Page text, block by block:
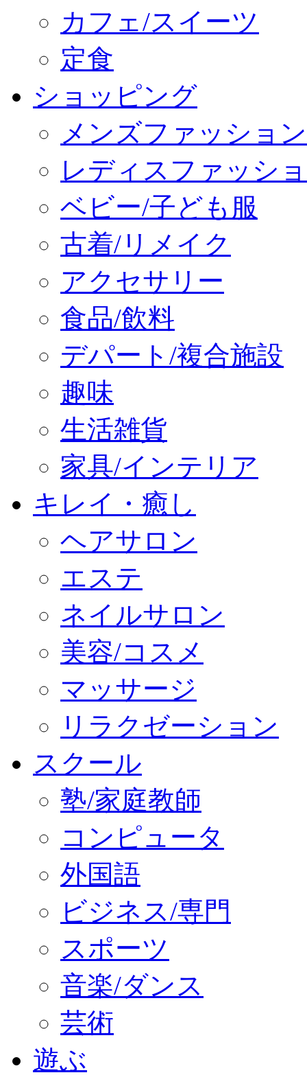
カフェ/スイーツ
定食
ショッピング
メンズファッション
レディスファッシ
ベビー/子ども服
古着/リメイク
アクセサリー
食品/飲料
デパート/複合施設
趣味
生活雑貨
家具/インテリア
キレイ・癒し
ヘアサロン
エステ
ネイルサロン
美容/コスメ
マッサージ
リラクゼーション
スクール
塾/家庭教師
コンピュータ
外国語
ビジネス/専門
スポーツ
音楽/ダンス
芸術
遊ぶ